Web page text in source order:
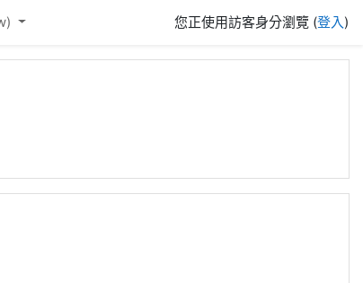
您正使用訪客身分瀏覽 (登入)